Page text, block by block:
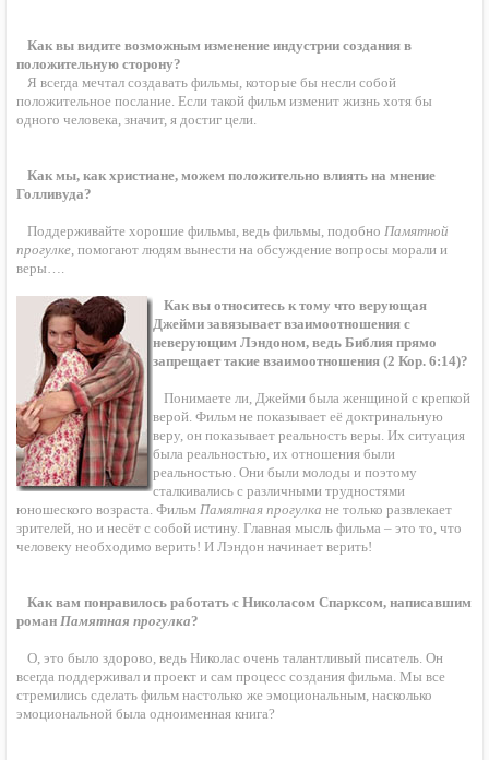
Как вы видите возможным изменение индустрии создания в
положительную сторону?
Я всегда мечтал создавать фильмы, которые бы несли собой
положительное послание. Если такой фильм изменит жизнь хотя бы
одного человека, значит, я достиг цели.
Как мы, как христиане, можем положительно влиять на мнение
Голливуда?
Поддерживайте хорошие фильмы, ведь фильмы, подобно Памятной
прогулке, помогают людям вынести на обсуждение вопросы морали и
веры….
Как вы относитесь к тому что верующая
Джейми завязывает взаимоотношения с
неверующим Лэндоном, ведь Библия прямо
запрещает такие взаимоотношения (2 Кор. 6:14)?
Понимаете ли, Джейми была женщиной с крепкой
верой. Фильм не показывает её доктринальную
веру, он показывает реальность веры. Их ситуация
была реальностью, их отношения были
реальностью. Они были молоды и поэтому
сталкивались с различными трудностями
юношеского возраста. Фильм Памятная прогулка не только развлекает
зрителей, но и несёт с собой истину. Главная мысль фильма – это то, что
человеку необходимо верить! И Лэндон начинает верить!
Как вам понравилось работать с Николасом Спарксом, написавшим
роман Памятная прогулка?
О, это было здорово, ведь Николас очень талантливый писатель. Он
всегда поддерживал и проект и сам процесс создания фильма. Мы все
стремились сделать фильм настолько же эмоциональным, насколько
эмоциональной была одноименная книга?